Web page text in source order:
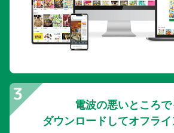
電波の悪いところで
ダウンロードしてオフラ